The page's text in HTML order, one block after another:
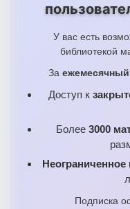
У вас есть
библиотекой
За ежемесячный
Доступ к
Более 3000
Неограниченное
Подписка